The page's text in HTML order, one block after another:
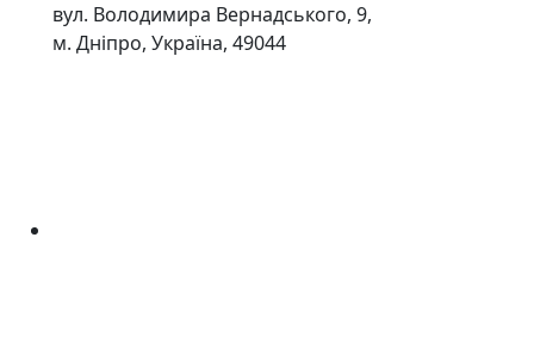
вул. Володимира Вернадського, 9,
м. Дніпро, Україна, 49044